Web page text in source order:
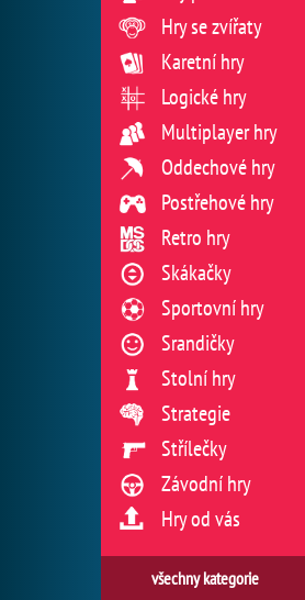
Hry se zvířaty
Karetní hry
Logické hry
Multiplayer hry
Oddechové hry
Postřehové hry
Retro hry
Skákačky
Sportovní hry
Srandičky
Stolní hry
Strategie
Střílečky
Závodní hry
Hry od vás
všechny kategorie